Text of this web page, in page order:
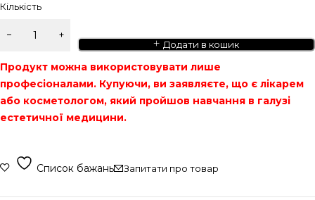
Кількість
Додати в кошик
Продукт можна використовувати лише
професіоналами. Купуючи, ви заявляєте, що є лікарем
або косметологом, який пройшов навчання в галузі
естетичної медицини.
Список бажань Запитати про товар